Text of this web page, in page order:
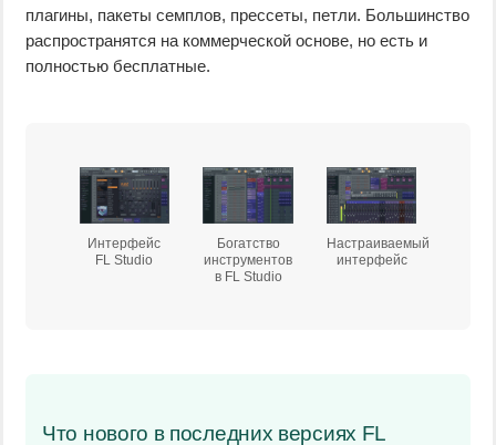
плагины, пакеты семплов, прессеты, петли. Большинство
распространятся на коммерческой основе, но есть и
полностью бесплатные.
Интерфейс
FL Studio
Богатство
инструментов
в FL Studio
Настраиваемый
интерфейс
Что нового в последних версиях FL